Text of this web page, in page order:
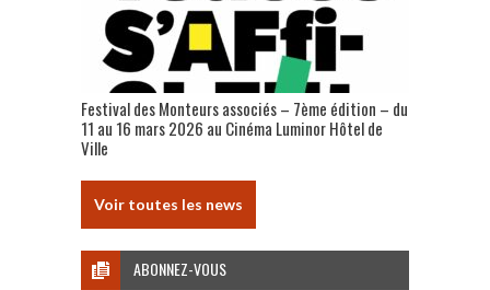
Festival des Monteurs associés – 7ème édition – du
11 au 16 mars 2026 au Cinéma Luminor Hôtel de
Ville
Voir toutes les news
ABONNEZ-VOUS